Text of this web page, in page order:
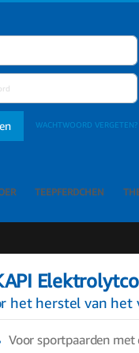
WACHTWOORD VERGETEN?
TEEPFERDCHEN
het herstel van
Voor sportpaarden